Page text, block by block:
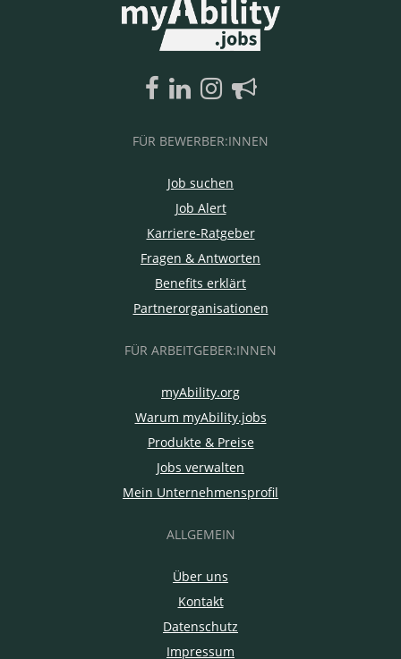
FÜR BEWERBER:INNEN
Job suchen
Job Alert
Karriere-Ratgeber
Fragen & Antworten
Benefits erklärt
Partnerorganisationen
FÜR ARBEITGEBER:INNEN
myAbility.org
Warum myAbility.jobs
Produkte & Preise
Jobs verwalten
Mein Unternehmensprofil
ALLGEMEIN
Über uns
Kontakt
Datenschutz
Impressum